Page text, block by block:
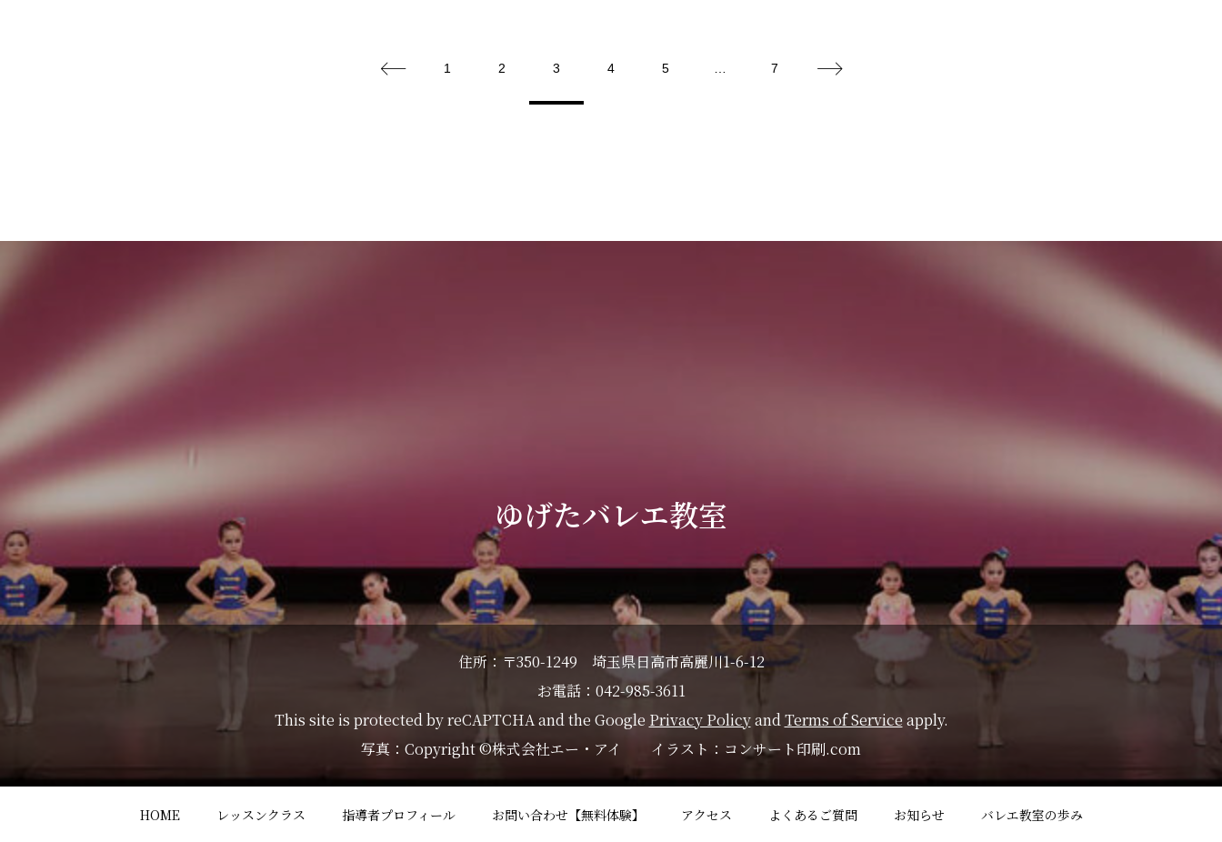
1 2 3 4 5 7
ゆげたバレエ教室
住所：〒350-1249 埼玉県日高市高麗川1-6-12
お電話：042-985-3611
This site is protected by reCAPTCHA and the Google Privacy PolicyandTerms of Serviceapply.
写真：Copyright ©株式会社エー・アイ イラスト：コンサート印刷.com
HOME レッスンクラス 指導者プロフィール お問い合わせ【無料体験】 アクセス よくあるご質問 お知らせ バレエ教室の歩み